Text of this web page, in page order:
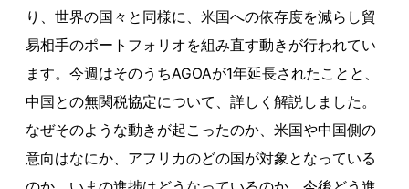
り、世界の国々と同様に、米国への依存度を減らし貿
易相手のポートフォリオを組み直す動きが行われてい
ます。今週はそのうちAGOAが1年延長されたことと、
中国との無関税協定について、詳しく解説しました。
なぜそのような動きが起こったのか、米国や中国側の
意向はなにか、アフリカのどの国が対象となっている